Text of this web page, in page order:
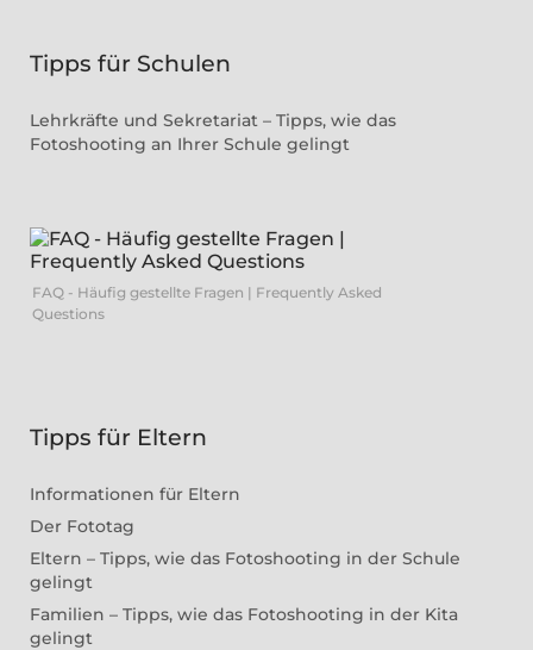
Tipps für Schulen
Lehrkräfte und Sekretariat – Tipps, wie das
Fotoshooting an Ihrer Schule gelingt
FAQ - Häufig gestellte Fragen | Frequently Asked
Questions
Tipps für Eltern
Informationen für Eltern
Der Fototag
Eltern – Tipps, wie das Fotoshooting in der Schule
gelingt
Familien – Tipps, wie das Fotoshooting in der Kita
gelingt